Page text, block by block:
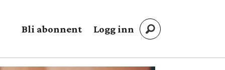
Bli abonnent Logg inn